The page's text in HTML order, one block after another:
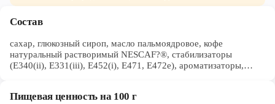
Череповец
Состав
сахар, глюкозный сироп, масло пальмоядровое, кофе
натуральный растворимый NESCAF?®, стабилизаторы
(E340(ii), E331(iii), E452(i), E471, E472e), ароматизаторы,
Пищевая ценность на 100 г